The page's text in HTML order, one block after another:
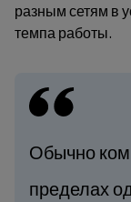
разным сетям в
темпа работы.
Обычно
пределах